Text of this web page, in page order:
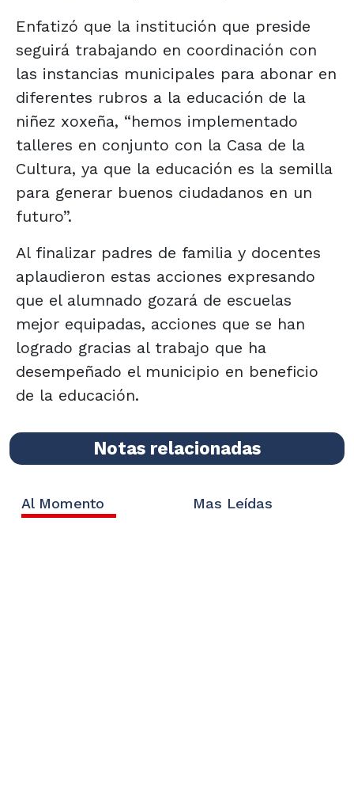
Enfatizó que la institución que preside
seguirá trabajando en coordinación con
las instancias municipales para abonar en
diferentes rubros a la educación de la
niñez xoxeña, “hemos implementado
talleres en conjunto con la Casa de la
Cultura, ya que la educación es la semilla
para generar buenos ciudadanos en un
futuro”.
Al finalizar padres de familia y docentes
aplaudieron estas acciones expresando
que el alumnado gozará de escuelas
mejor equipadas, acciones que se han
logrado gracias al trabajo que ha
desempeñado el municipio en beneficio
de la educación.
Notas relacionadas
Al Momento Mas Leídas